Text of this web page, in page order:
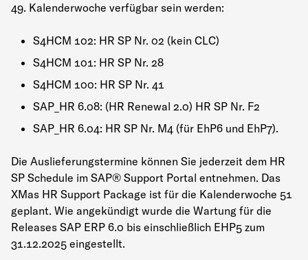
49. Kalenderwoche verfügbar sein werden:
S4HCM 102: HR SP Nr. 02 (kein CLC)
S4HCM 101: HR SP Nr. 28
S4HCM 100: HR SP Nr. 41
SAP_HR 6.08: (HR Renewal 2.0) HR SP Nr. F2
SAP_HR 6.04: HR SP Nr. M4 (für EhP6 und EhP7).
Die Auslieferungstermine können Sie jederzeit dem HR
SP Schedule im SAP® Support Portal entnehmen. Das
XMas HR Support Package ist für die Kalenderwoche 51
geplant. Wie angekündigt wurde die Wartung für die
Releases SAP ERP 6.0 bis einschließlich EHP5 zum
31.12.2025 eingestellt.